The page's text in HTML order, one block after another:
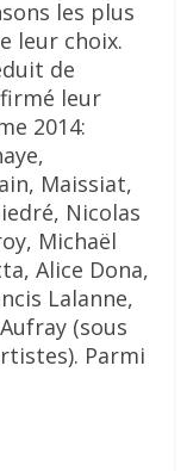
les plus
leur choix.
de
leur
2014:
Maissiat,
Nicolas
Michaël
Alice Dona,
Lalanne,
(sous
Parmi